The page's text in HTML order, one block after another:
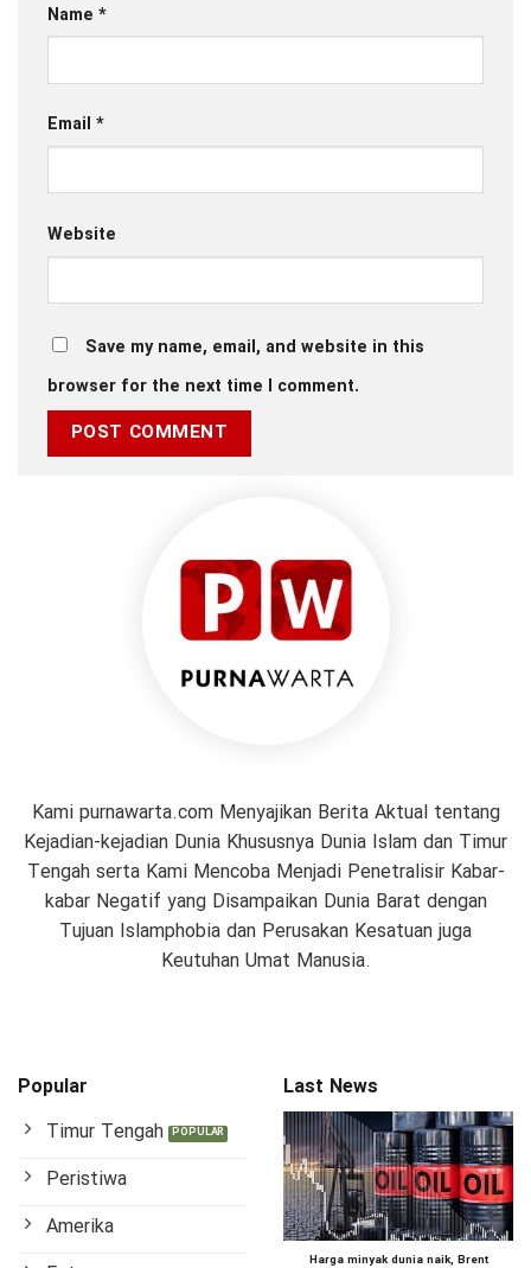
Name *
Email *
Website
Save my name, email, and website in this
browser for the next time I comment.
Kami purnawarta.com Menyajikan Berita Aktual tentang
Kejadian-kejadian Dunia Khususnya Dunia Islam dan Timur
Tengah serta Kami Mencoba Menjadi Penetralisir Kabar-
kabar Negatif yang Disampaikan Dunia Barat dengan
Tujuan Islamphobia dan Perusakan Kesatuan juga
Keutuhan Umat Manusia.
Popular
Timur Tengah
Peristiwa
Amerika
Last News
Harga minyak dunia naik, Brent